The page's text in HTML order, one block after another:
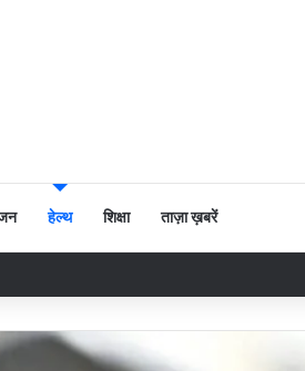
हेल्थ शिक्षा ताज़ा ख़बरें